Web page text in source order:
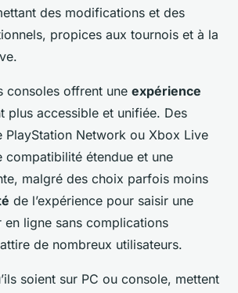
des modifications et des
propices aux tournois et à la
consoles offrent une expérience
plus accessible et unifiée. Des
PlayStation Network ou Xbox Live
compatibilité étendue et une
malgré des choix parfois moins
de l’expérience pour saisir une
en ligne sans complications
de nombreux utilisateurs.
soient sur PC ou console, mettent